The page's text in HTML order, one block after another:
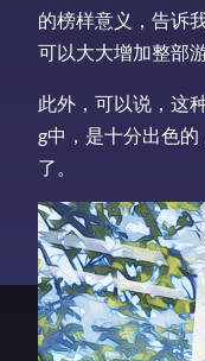
的榜样意义，告诉
可以大大增加整部
此外，可以说，这
g中，是十分出色
了。